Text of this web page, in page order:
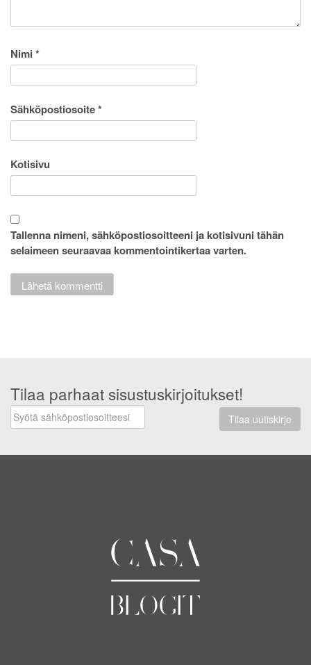
Nimi *
Sähköpostiosoite*
Kotisivu
Tallenna nimeni, sähköpostiosoitteeni ja kotisivuni tähän
selaimeen seuraavaa kommentointikertaa varten.
Tilaa parhaat sisustuskirjoitukset!
Tilaa uutiskirje